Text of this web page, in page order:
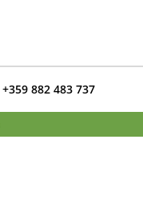
+359 882 483 737